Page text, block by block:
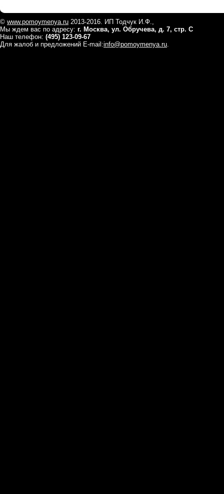
© www.pomoymenya.ru 2013-2016. ИП Тодчук И.Ф.,
Мы ждем вас по адресу: г. Москва, ул. Обручева, д. 7, стр. С
Наш телефон: (495) 123-09-67
Для жалоб и предложений E-mail:info@pomoymenya.ru.